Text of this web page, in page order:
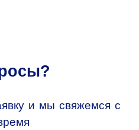
и мы свяжемся с